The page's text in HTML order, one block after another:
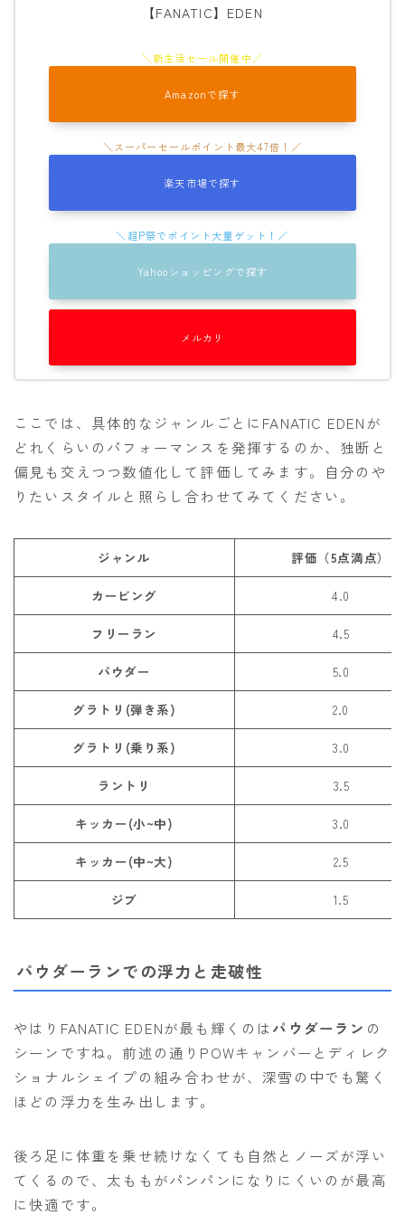
【FANATIC】EDEN
Amazonで探す
楽天市場で探す
Yahooショッピングで探す
メルカリ
ここでは、具体的なジャンルごとにFANATIC EDENが
どれくらいのパフォーマンスを発揮するのか、独断と
偏見も交えつつ数値化して評価してみます。自分のや
りたいスタイルと照らし合わせてみてください。
ジャンル 評価（5点満点）
カービング 4.0
フリーラン 4.5
パウダー 5.0
グラトリ(弾き系) 2.0
グラトリ(乗り系) 3.0
ラントリ 3.5
キッカー(小~中) 3.0
キッカー(中~大) 2.5
ジブ 1.5
パウダーランでの浮力と走破性
やはりFANATIC EDENが最も輝くのはパウダーラン の
シーンですね。前述の通りPOWキャンバーとディレク
ショナルシェイプの組み合わせが、深雪の中でも驚く
ほどの浮力を生み出します。
後ろ足に体重を乗せ続けなくても自然とノーズが浮い
てくるので、太ももがパンパンになりにくいのが最高
に快適です。